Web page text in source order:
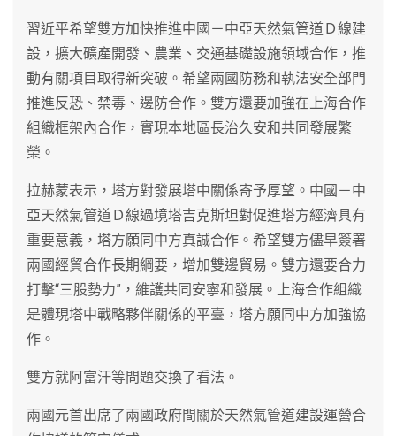
習近平希望雙方加快推進中國－中亞天然氣管道Ｄ線建
設，擴大礦產開發、農業、交通基礎設施領域合作，推
動有關項目取得新突破。希望兩國防務和執法安全部門
推進反恐、禁毒、邊防合作。雙方還要加強在上海合作
組織框架內合作，實現本地區長治久安和共同發展繁
榮。
拉赫蒙表示，塔方對發展塔中關係寄予厚望。中國－中
亞天然氣管道Ｄ線過境塔吉克斯坦對促進塔方經濟具有
重要意義，塔方願同中方真誠合作。希望雙方儘早簽署
兩國經貿合作長期綱要，增加雙邊貿易。雙方還要合力
打擊“三股勢力”，維護共同安寧和發展。上海合作組織
是體現塔中戰略夥伴關係的平臺，塔方願同中方加強協
作。
雙方就阿富汗等問題交換了看法。
兩國元首出席了兩國政府間關於天然氣管道建設運營合